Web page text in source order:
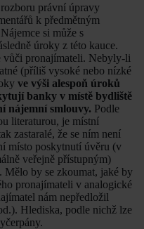
právní úpravy
k předmětným
si může s
úroky z této kauce.
vůči pronajímateli. Nebyly-li
(příliš vysoké nebo nízké
ve výši alespoň úroků
banky v místě bydliště
nájemní smlouvy. Podle
literaturou, je místní
zastaralé, že se ním není
místo poskytnutí úvěru (v
veřejně přístupným)
Mělo by se zkoumat, jaké by
pronajímateli v analogické
nám nepředložil
Hlediska, podle nichž lze